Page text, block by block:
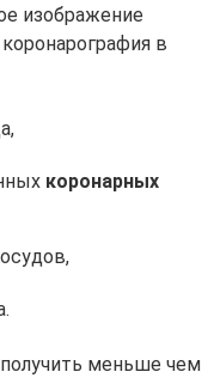
изображение
в
коронарных
меньше чем